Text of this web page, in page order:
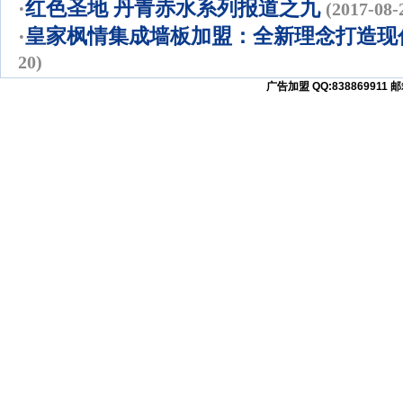
·红色圣地 丹青赤水系列报道之九 (2017-08-
·皇家枫情集成墙板加盟：全新理念打造
20)
广告加盟 QQ:838869911